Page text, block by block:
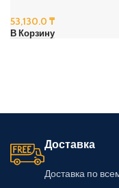
53,130.0 ₸
В Корзину
Доставка
Доставка по